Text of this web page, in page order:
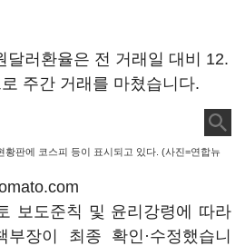
달러환율은 전 거래일 대비 12.
주간 거래를 마쳤습니다.
황판에 코스피 등이 표시되고 있다. (사진=연합뉴
보도준칙 및 윤리강령에 따라
부장이 최종 확인·수정했습니